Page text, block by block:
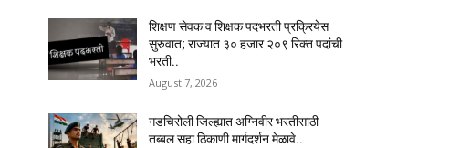
शिक्षण सेवक व शिक्षक पदभरती प्रक्रियेस
सुरुवात; राज्यात ३० हजार २०९ रिक्त पदांची
भरती..
August 7, 2026
गडचिरोली जिल्ह्यात अग्निवीर भरतीसाठी
तब्बल सहा ठिकाणी मार्गदर्शन मेळावे..